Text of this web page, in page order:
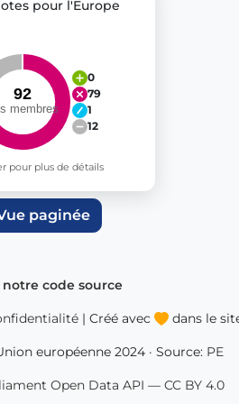
pour l'Europe
0
79
1
12
pour plus de détails
paginée
notre code source
| Créé avec dans le
européenne 2024 · Source: PE
Open Data API — CC BY 4.0